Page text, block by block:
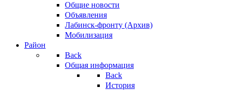
Общие новости
Объявления
Лабинск-фронту (Архив)
Мобилизация
Район
Back
Общая информация
Back
История